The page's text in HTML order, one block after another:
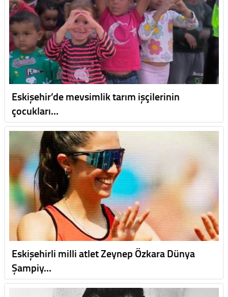
Eskişehir’de mevsimlik tarım işçilerinin
çocukları…
Eskişehirli milli atlet Zeynep Özkara Dünya
Şampiy…